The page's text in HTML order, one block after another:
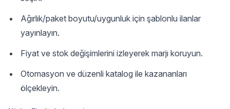
Ağırlık/paket boyutu/uygunluk için şablonlu ilanlar
yayınlayın.
Fiyat ve stok değişimlerini izleyerek marjı koruyun.
Otomasyon ve düzenli katalog ile kazananları
ölçekleyin.